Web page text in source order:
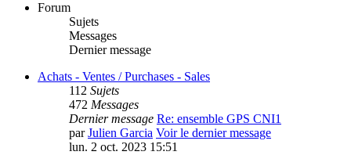
Forum
Sujets
Messages
Dernier message
Achats - Ventes / Purchases - Sales
112 Sujets
472 Messages
Dernier message Re: ensemble GPS CNI1
parJulien Garcia Voir le dernier message
lun. 2 oct. 2023 15:51